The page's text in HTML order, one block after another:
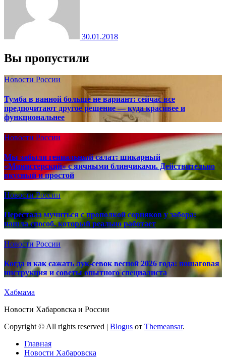
30.01.2018
Вы пропустили
Новости России
Тумба в ванной больше не вариант: сейчас все
предпочитают другое решение — куда красивее и
функциональнее
Новости России
Мы забыли гениальный салат: шикарный
«Министерский» с яичными блинчиками. Действительно
вкусный и простой
Новости России
Перестала мучиться с прополкой сорняков у забора:
нашла способ, который реально работает
Новости России
Когда и как сажать лук-севок весной 2026 года: пошаговая
инструкция и советы опытного специалиста
Хабмама
Новости Хабаровска и России
Copyright © All rights reserved | Blogus от Themeansar.
Главная
Новости Хабаровска